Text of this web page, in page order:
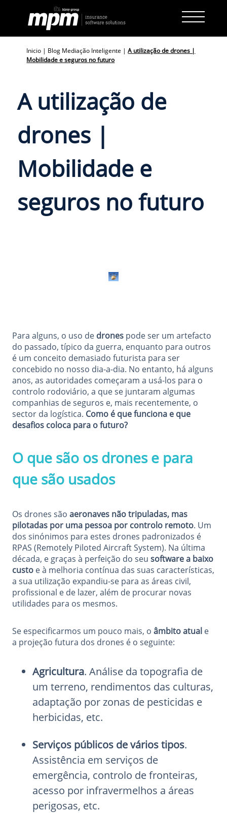
content
Inicio | Blog Mediação Inteligente |A utilização de drones |
Mobilidade e seguros no futuro
A utilização de
drones |
Mobilidade e
seguros no futuro
Para alguns, o uso de drones pode ser um artefacto
do passado, típico da guerra, enquanto para outros
é um conceito demasiado futurista para ser
concebido no nosso dia-a-dia. No entanto, há alguns
anos, as autoridades começaram a usá-los para o
controlo rodoviário, a que se juntaram algumas
companhias de seguros e, mais recentemente, o
sector da logística. Como é que funciona e que
desafios coloca para o futuro?
O que são os drones e para
que são usados
Os drones são aeronaves não tripuladas, mas
pilotadas por uma pessoa por controlo remoto. Um
dos sinónimos para estes drones padronizados é
RPAS (Remotely Piloted Aircraft System). Na última
década, e graças à perfeição do seu software a baixo
custo e à melhoria contínua das suas características,
a sua utilização expandiu-se para as áreas civil,
profissional e de lazer, além de procurar novas
utilidades para os mesmos.
Se especificarmos um pouco mais, o âmbito atual e
a projeção futura dos drones é o seguinte:
Agricultura. Análise da topografia de
um terreno, rendimentos das culturas,
adaptação por zonas de pesticidas e
herbicidas, etc.
Serviços públicos de vários tipos.
Assistência em serviços de
emergência, controlo de fronteiras,
acesso por infravermelhos a áreas
perigosas, etc.